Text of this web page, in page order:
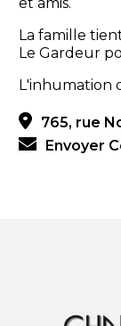
La famille
Le Gardeur
L'inhumation
765, rue
Envoyer